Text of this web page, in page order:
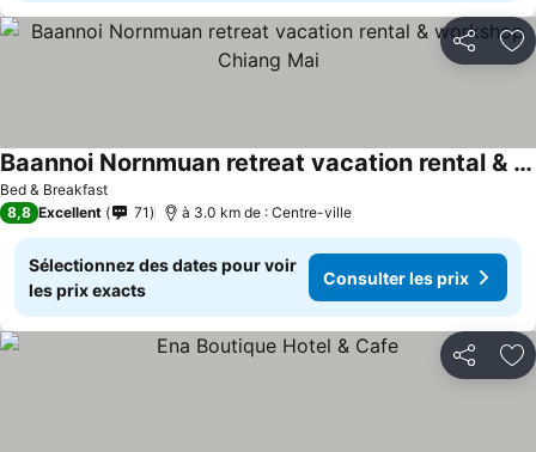
Partager
Bed & Breakfast
Baannoi Nornmuan retreat vacation rental & workshop Chiang Mai
8,8 Excellent 71 à 3.0 km de : Centre-ville
Sélectionnez des dates pour voir
les prix exacts
Consulter les prix
Partager